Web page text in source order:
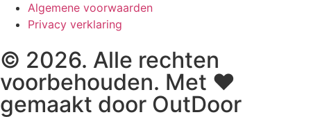
Algemene voorwaarden
Privacy verklaring
© 2026. Alle rechten
voorbehouden. Met ♥
gemaakt door OutDoor